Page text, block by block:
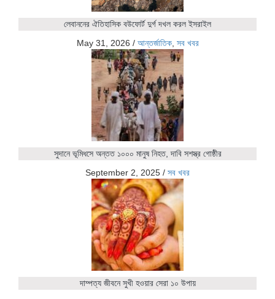
লেবাননের ঐতিহাসিক বউফোর্ট দুর্গ দখল করল ইসরাইল
May 31, 2026 / আন্তর্জাতিক, সব খবর
সুদানে ভূমিধসে অন্তত ১০০০ মানুষ নিহত, দাবি সশস্ত্র গোষ্ঠীর
September 2, 2025 / সব খবর
দাম্পত্য জীবনে সুখী হওয়ার সেরা ১০ উপায়